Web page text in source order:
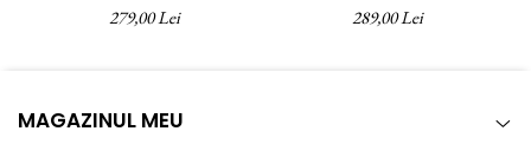
279,00 Lei 289,00 Lei
MAGAZINUL MEU